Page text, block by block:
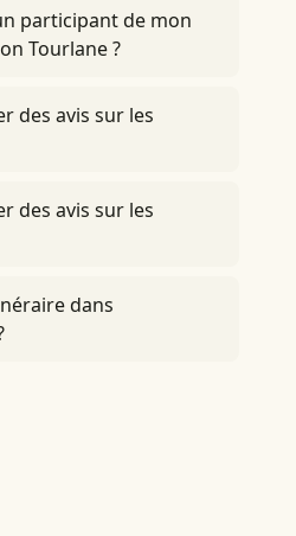
participant de mon
Tourlane ?
des avis sur les
des avis sur les
dans